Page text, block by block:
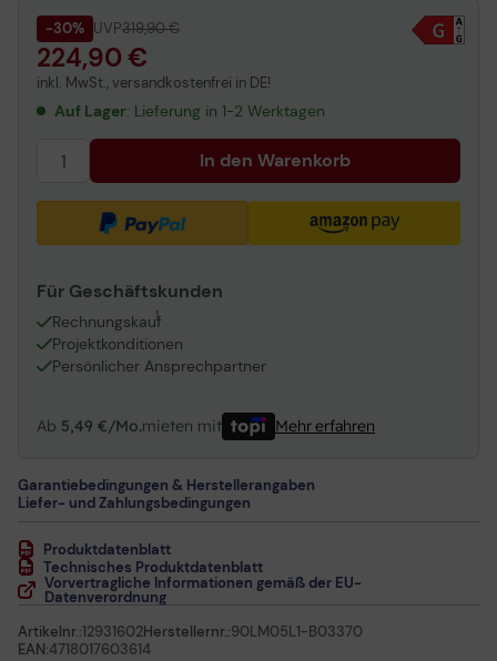
-30% UVP319,90 €
224,90 €
inkl. MwSt., versandkostenfrei in DE!
Auf Lager: Lieferung in 1-2 Werktagen
In den Warenkorb
Für Geschäftskunden
Rechnungskauf
1
Projektkonditionen
Persönlicher Ansprechpartner
Ab 5,49 €/Mo.mieten mit Mehr erfahren
Garantiebedingungen & Herstellerangaben
Liefer- und Zahlungsbedingungen
Produktdatenblatt
Technisches Produktdatenblatt
Vorvertragliche Informationen gemäß der EU-
Datenverordnung
Artikelnr.:12931602Herstellernr.:90LM05L1-B03370
EAN:4718017603614